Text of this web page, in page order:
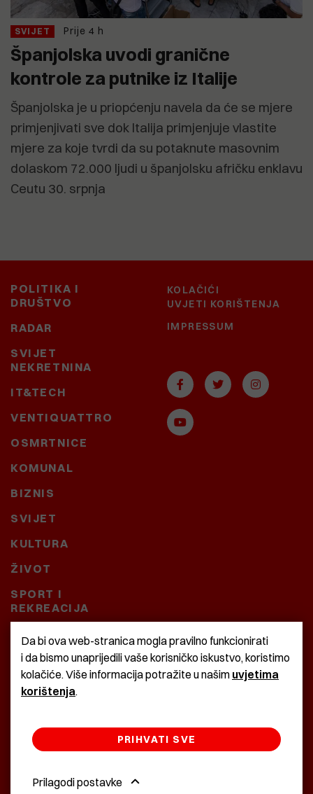
SVIJET Prije 4 h
Španjolska uvodi granične
kontrole za putnike iz Italije
Španjolska je u priopćenju navela da će se mjere
primjenjivati sve dok Italija primjenjuje vlastite
mjere za koje tvrdi da su potaknute masovnim
dolaskom 72.000 ljudi u španjolsku afričku enklavu
Ceutu 30. srpnja
POLITIKA I
DRUŠTVO
RADAR
SVIJET
NEKRETNINA
IT&TECH
VENTIQUATTRO
OSMRTNICE
KOMUNAL
BIZNIS
SVIJET
KULTURA
ŽIVOT
SPORT I
REKREACIJA
CRNA KRONIKA
BAŠTARDINI I PRAVI
KRASNA ZEMLJA
KOLAČIĆI
UVJETI KORIŠTENJA
IMPRESSUM
Da bi ova web-stranica mogla pravilno funkcionirati
i da bismo unaprijedili vaše korisničko iskustvo, koristimo
kolačiće. Više informacija potražite u našim uvjetima
korištenja.
Prilagodi postavke
PRIHVATI SVE